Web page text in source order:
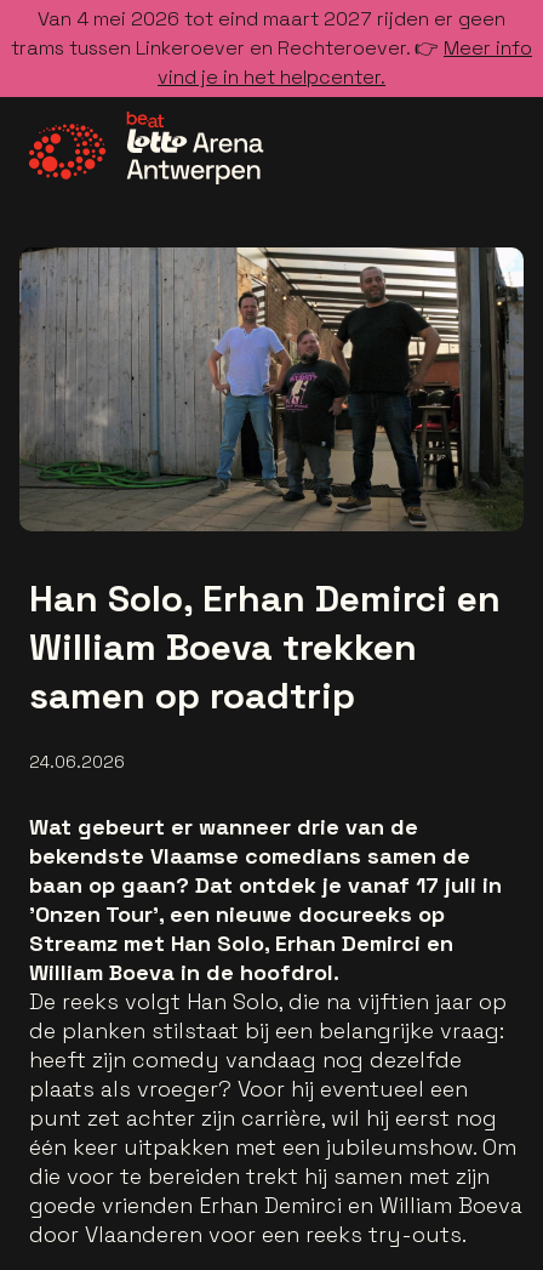
Van 4 mei 2026 tot eind maart 2027 rijden er geen
trams tussen Linkeroever en Rechteroever. 👉 Meer info
vind je in het helpcenter.
Han Solo, Erhan Demirci en
William Boeva trekken
samen op roadtrip
24.06.2026
Wat gebeurt er wanneer drie van de
bekendste Vlaamse comedians samen de
baan op gaan? Dat ontdek je vanaf 17 juli in
'Onzen Tour', een nieuwe docureeks op
Streamz met Han Solo, Erhan Demirci en
William Boeva in de hoofdrol.
De reeks volgt Han Solo, die na vijftien jaar op
de planken stilstaat bij een belangrijke vraag:
heeft zijn comedy vandaag nog dezelfde
plaats als vroeger? Voor hij eventueel een
punt zet achter zijn carrière, wil hij eerst nog
één keer uitpakken met een jubileumshow. Om
die voor te bereiden trekt hij samen met zijn
goede vrienden Erhan Demirci en William Boeva
door Vlaanderen voor een reeks try-outs.